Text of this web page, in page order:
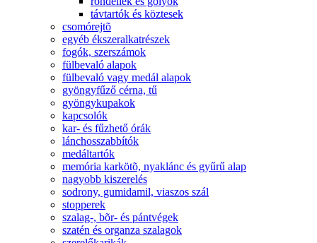
távtartók és köztesek
csomórejtõ
egyéb ékszeralkatrészek
fogók, szerszámok
fülbevaló alapok
fülbevaló vagy medál alapok
gyöngyfűző cérna, tű
gyöngykupakok
kapcsolók
kar- és fűzhető órák
lánchosszabbítók
medáltartók
memória karkötõ, nyaklánc és gyűrű alap
nagyobb kiszerelés
sodrony, gumidamil, viaszos szál
stopperek
szalag-, bõr- és pántvégek
szatén és organza szalagok